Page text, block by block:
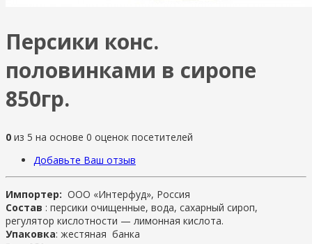
Персики конс.
половинками в сиропе
850гр.
0 из 5 на основе 0 оценок посетителей
Добавьте Ваш отзыв
Импортер: ООО «Интерфуд», Россия
Состав : персики очищенные, вода, сахарный сироп,
регулятор кислотности — лимонная кислота.
Упаковка: жестяная банка